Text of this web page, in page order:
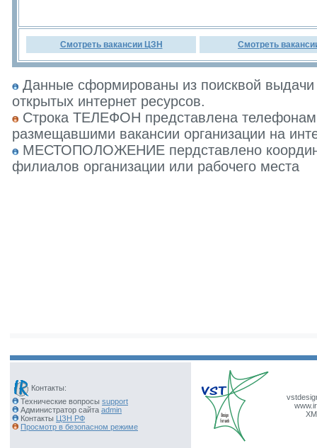
Смотреть вакансии ЦЗН Смотреть
Данные сформированы из поисквой
открытых интернет ресурсов.
Строка ТЕЛЕФОН представлена
размещавшими вакансии организации на
МЕСТОПОЛОЖЕНИЕ пердставлено
филиалов организации или рабочего места
Контакты:
Технические вопросы support
Администратор сайта admin
Контакты ЦЗН РФ
Просмотр в безопасном режиме